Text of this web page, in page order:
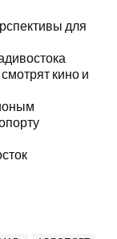
для
кино и